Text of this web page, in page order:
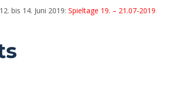
bis 14. Juni 2019: Spieltage 19. – 21.07-2019